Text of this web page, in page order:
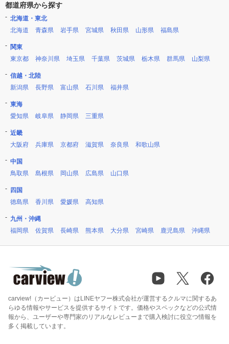
都道府県から探す
北海道・東北
北海道
青森県 岩手県 宮城県 秋田県 山形県 福島県
関東
東京都
神奈川県 埼玉県 千葉県 茨城県 栃木県 群馬県 山梨県
信越・北陸
新潟県
長野県 富山県 石川県 福井県
東海
愛知県
岐阜県 静岡県 三重県
近畿
大阪府
兵庫県 京都府 滋賀県 奈良県 和歌山県
中国
鳥取県
島根県 岡山県 広島県 山口県
四国
徳島県
香川県 愛媛県 高知県
九州・沖縄
福岡県
佐賀県 長崎県 熊本県 大分県 宮崎県 鹿児島県 沖縄県
carview!（カービュー）はLINEヤフー株式会社が運営するクルマに関するあ
らゆる情報やサービスを提供するサイトです。価格やスペックなどの公式情
報から、ユーザーや専門家のリアルなレビューまで購入検討に役立つ情報を
多く掲載しています。